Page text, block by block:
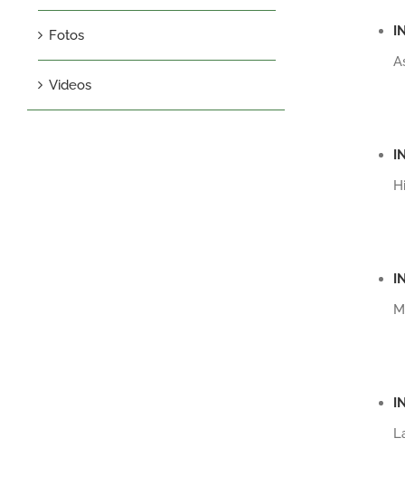
Fotos
Videos